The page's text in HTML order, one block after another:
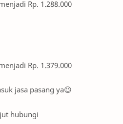
Rp. 1.288.000
Rp. 1.379.000
jasa pasang ya😉
hubungi